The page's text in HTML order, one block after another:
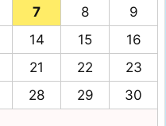
7 8
9
14 15
16
21 22
23
28 29
30